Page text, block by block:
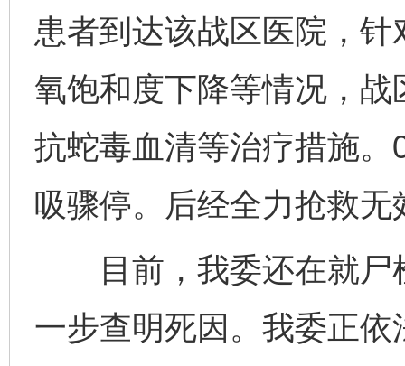
患者到达该战区医院，
氧饱和度下降等情况，
抗蛇毒血清等治疗措施
吸骤停。后经全力抢救
目前，我委还在就尸
一步查明死因。我委正